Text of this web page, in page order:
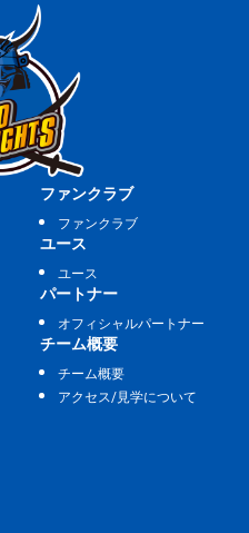
ファンクラブ
ファンクラブ
ユース
ユース
パートナー
オフィシャルパートナー
チーム概要
チーム概要
アクセス/見学について